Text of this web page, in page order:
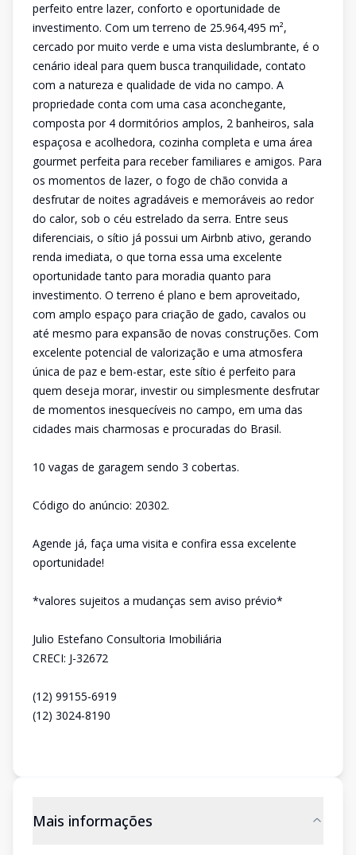
perfeito entre lazer, conforto e oportunidade de
investimento. Com um terreno de 25.964,495 m²,
cercado por muito verde e uma vista deslumbrante, é o
cenário ideal para quem busca tranquilidade, contato
com a natureza e qualidade de vida no campo. A
propriedade conta com uma casa aconchegante,
composta por 4 dormitórios amplos, 2 banheiros, sala
espaçosa e acolhedora, cozinha completa e uma área
gourmet perfeita para receber familiares e amigos. Para
os momentos de lazer, o fogo de chão convida a
desfrutar de noites agradáveis e memoráveis ao redor
do calor, sob o céu estrelado da serra. Entre seus
diferenciais, o sítio já possui um Airbnb ativo, gerando
renda imediata, o que torna essa uma excelente
oportunidade tanto para moradia quanto para
investimento. O terreno é plano e bem aproveitado,
com amplo espaço para criação de gado, cavalos ou
até mesmo para expansão de novas construções. Com
excelente potencial de valorização e uma atmosfera
única de paz e bem-estar, este sítio é perfeito para
quem deseja morar, investir ou simplesmente desfrutar
de momentos inesquecíveis no campo, em uma das
cidades mais charmosas e procuradas do Brasil.
10 vagas de garagem sendo 3 cobertas.
Código do anúncio: 20302.
Agende já, faça uma visita e confira essa excelente
oportunidade!
*valores sujeitos a mudanças sem aviso prévio*
Julio Estefano Consultoria Imobiliária
CRECI: J-32672
(12) 99155-6919
(12) 3024-8190
Mais informações